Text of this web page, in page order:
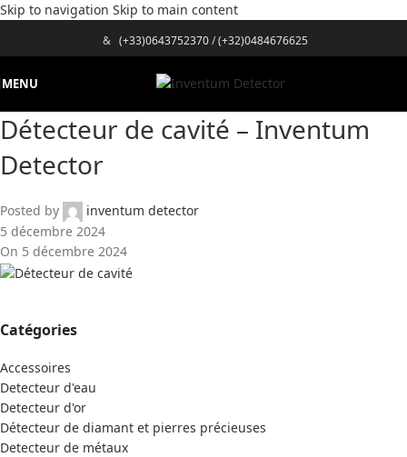
Skip to navigation Skip to main content
& (+33)0643752370/(+32)0484676625
MENU
Détecteur de cavité – Inventum
Detector
Posted by
inventum detector
5 décembre 2024
On 5 décembre 2024
Catégories
Accessoires
Detecteur d'eau
Detecteur d'or
Détecteur de diamant et pierres précieuses
Detecteur de métaux